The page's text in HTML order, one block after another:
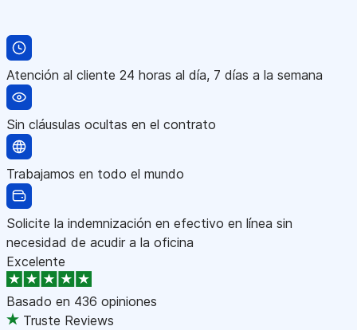
Atención al cliente 24 horas al día, 7 días a la semana
Sin cláusulas ocultas en el contrato
Trabajamos en todo el mundo
Solicite la indemnización en efectivo en línea sin
necesidad de acudir a la oficina
Excelente
Basado en 436 opiniones
Truste Reviews